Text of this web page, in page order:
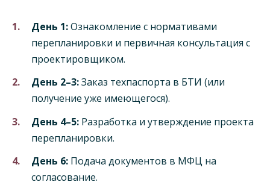
День 1:Ознакомление с нормативами
перепланировки и первичная консультация с
проектировщиком.
День 2–3:Заказ техпаспорта в БТИ (или
получение уже имеющегося).
День 4–5: Разработка и утверждение проекта
перепланировки.
День 6: Подача документов в МФЦ на
согласование.